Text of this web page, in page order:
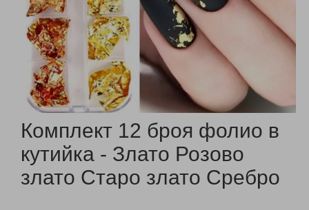
Комплект 12 броя фолио в
кутийка - Злато Розово
злато Старо злато Сребро